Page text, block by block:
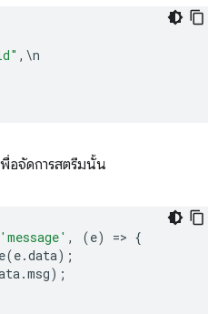
, \n
อจัดการสตรีมนั้น
'message' , (e) => {
(e.data);
.msg);